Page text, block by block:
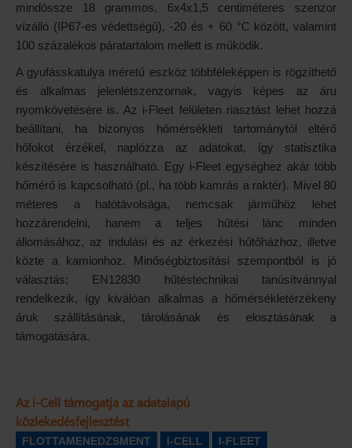
mindössze 18 grammos, 6x4x1,5 centiméteres szenzor
vízálló (IP67-es védettségű), -20 és + 60 °C között, valamint
100 százalékos páratartalom mellett is működik.
A gyufásskatulya méretű eszköz többféleképpen is rögzíthető
és alkalmas jelenlétszenzornak, vagyis képes az áru
nyomkövetésére is. Az i-Fleet felületen riasztást lehet hozzá
beállítani, ha bizonyos hőmérsékleti tartománytól eltérő
hőfokot érzékel, naplózza az adatokat, így statisztika
készítésére is használható. Egy i-Fleet egységhez akár több
hőmérő is kapcsolható (pl., ha több kamrás a raktér). Mivel 80
méteres a hatótávolsága, nemcsak járműhöz lehet
hozzárendelni, hanem a teljes hűtési lánc minden
állomásához, az indulási és az érkezési hűtőházhoz, illetve
közte a kamionhoz. Minőségbiztosítási szempontból is jó
választás; EN12830 hűtéstechnikai tanúsítvánnyal
rendelkezik, így kiválóan alkalmas a hőmérsékletérzékeny
áruk szállításának, tárolásának és elosztásának a
támogatására.
Az i-Cell támogatja az adatalapú
közlekedésfejlesztést
FLOTTAMENEDZSMENT I-CELL I-FLEET